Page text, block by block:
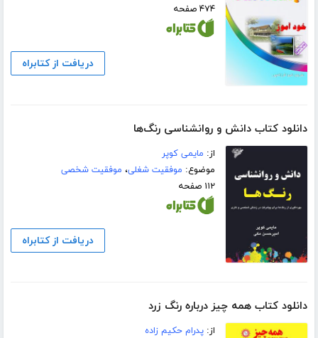
۴۷۴ صفحه
دریافت از کتابراه
دانلود کتاب دانش و روانشناسی رنگ‌ها
از: مایمی کوپر
موضوع: موفقیت شغلی، موفقیت شخصی
۱۱۲ صفحه
دریافت از کتابراه
دانلود کتاب همه چیز درباره رنگ زرد
از:پدرام حکیم زاده